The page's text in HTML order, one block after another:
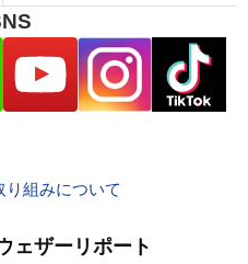
組みについて
ェザーリポート